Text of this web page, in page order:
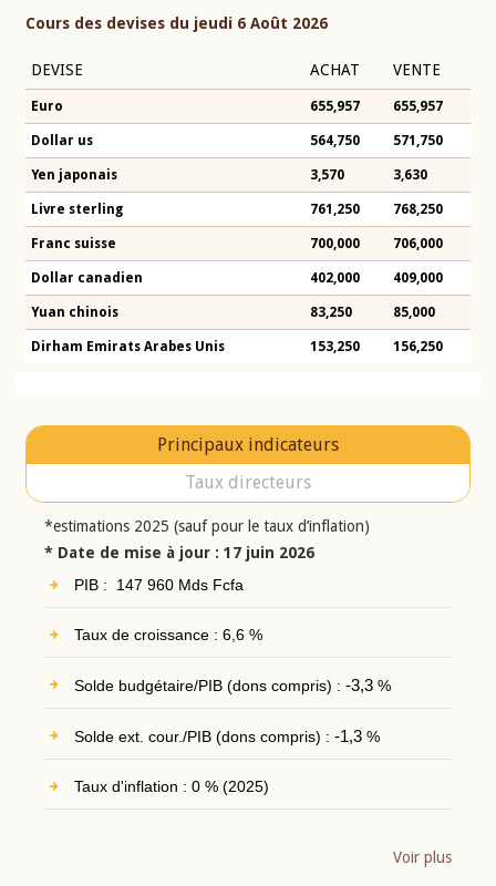
Cours des devises du jeudi 6 Août 2026
DEVISE ACHAT VENTE
Euro 655,957 655,957
Dollar us 564,750 571,750
Yen japonais 3,570 3,630
Livre sterling 761,250 768,250
Franc suisse 700,000 706,000
Dollar canadien 402,000 409,000
Yuan chinois 83,250 85,000
Dirham Emirats Arabes Unis 153,250 156,250
Principaux indicateurs
Taux directeurs
*estimations 2025 (sauf pour le taux d’inflation)
* Date de mise à jour : 17 juin 2026
PIB : 147 960 Mds Fcfa
Taux de croissance : 6,6 %
Solde budgétaire/PIB (dons compris) : -3,3%
Solde ext. cour./PIB (dons compris) : -1,3%
Taux d'inflation : 0 % (2025)
Voir plus